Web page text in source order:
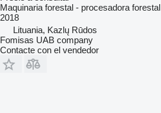
Maquinaria forestal - procesadora forestal
2018
Lituania, Kazlų Rūdos
Fomisas UAB company
Contacte con el vendedor